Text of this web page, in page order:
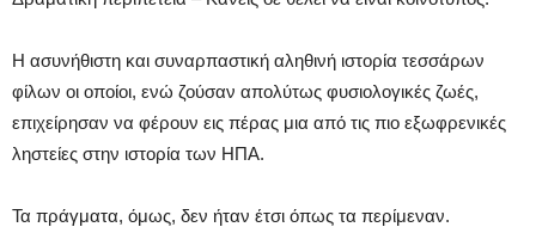
Η ασυνήθιστη και συναρπαστική αληθινή ιστορία τεσσάρων
φίλων οι οποίοι, ενώ ζούσαν απολύτως φυσιολογικές ζωές,
επιχείρησαν να φέρουν εις πέρας μια από τις πιο εξωφρενικές
ληστείες στην ιστορία των ΗΠΑ.
Τα πράγματα, όμως, δεν ήταν έτσι όπως τα περίμεναν.